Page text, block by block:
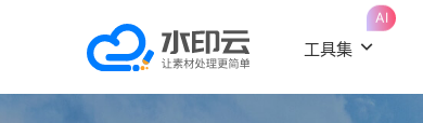
工具集
AI